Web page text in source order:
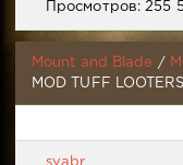
Просмотров: 255
Mount and Blade /
MOD TUFF
syabr